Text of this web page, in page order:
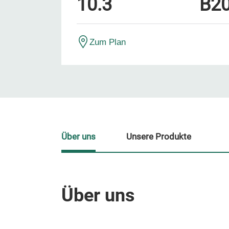
10.3
Zum Plan
Über uns
Über uns Unsere Produkte